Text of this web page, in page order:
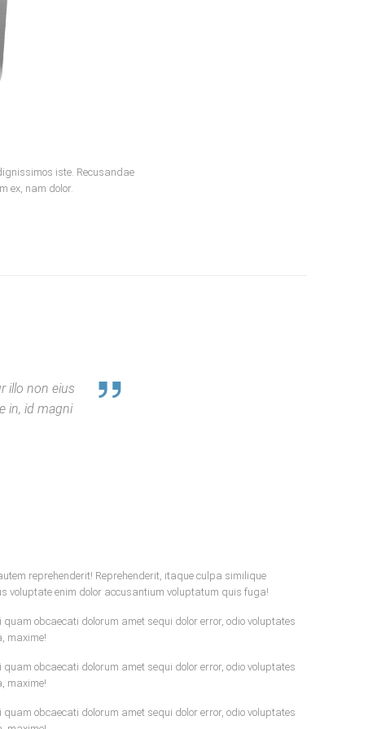
iste. Recusandae
ex, nam dolor.
illo non eius
in, id magni
reprehenderit! Reprehenderit, itaque culpa similique
voluptate enim dolor accusantium voluptatum quis fuga!
obcaecati dolorum amet sequi dolor error, odio voluptates
maxime!
obcaecati dolorum amet sequi dolor error, odio voluptates
maxime!
obcaecati dolorum amet sequi dolor error, odio voluptates